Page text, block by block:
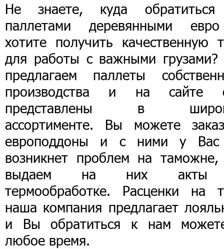
Не знаете, куда
паллетами деревянными
хотите получить качественную
для работы с важными
предлагаем паллеты
производства и на сайте
представлены в
ассортименте. Вы можете
европоддоны и с ними у
возникнет проблем на
выдаем на них
термообработке. Расценки на
наша компания предлагает
и Вы обратиться к нам
любое время.